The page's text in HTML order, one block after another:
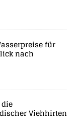
für
nach
Viehhirten